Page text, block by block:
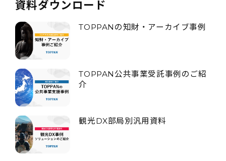
資料ダウンロード
TOPPANの知財・アーカイブ事例
TOPPAN公共事業受託事例のご紹
介
観光DX部局別汎用資料